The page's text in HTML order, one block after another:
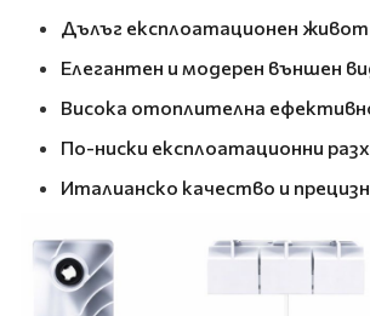
Дълъг експлоатационен живот
Елегантен и модерен външен
Висока отоплителна
По-ниски експлоатационни
Италианско качество и